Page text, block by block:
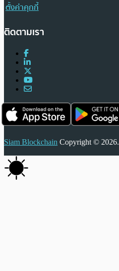
ตั้งค่าคุกกี้
ติดตามเรา
Siam Blockchain Copyright © 2026.